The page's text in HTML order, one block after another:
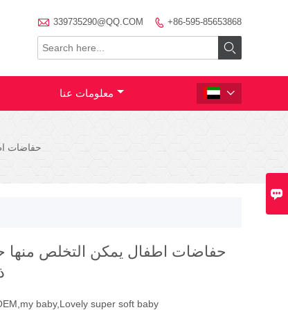

 339735290@QQ.COM  +86-595-85653868

معلومات عنا 
حفاضات
حفاضات اطفال يمكن التخلص
baby,Lovely super soft baby